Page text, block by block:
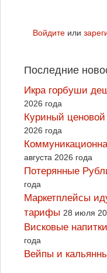
Войдите или
Последние
Икра горбуши
2026 года
Куриный
2026 года
августа 2026 года
Потерянные
года
Маркетплейсы
тарифы 28 июля
Висковые
года
Вейпы и